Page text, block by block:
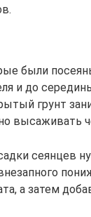
были
и до
грунт
высаживать
сеянцев
а затем